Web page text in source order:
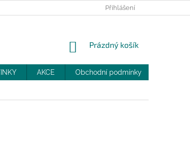
MOJE OBJEDNÁVKA
Přihlášení
NÁKUPNÍ
Prázdný košík
AKCE Obchodní podmínky